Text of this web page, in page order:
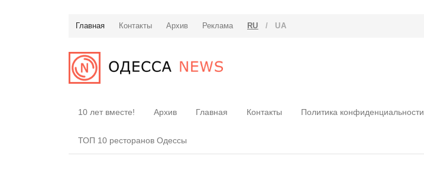
Главная Контакты Архив Реклама RU / UA
10 лет вместе! Архив Главная Контакты Политика конфиденциальности
ТОП 10 ресторанов Одессы